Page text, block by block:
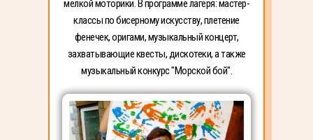
мелкой моторики. В программе лагеря: мастер-
классы по бисерному искусству, плетение
фенечек, оригами, музыкальный концерт,
захватывающие квесты, дискотеки, а также
музыкальный конкурс "Морской бой".